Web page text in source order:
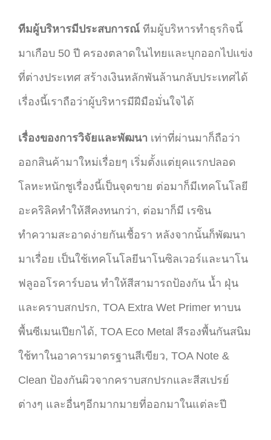
ทีมผู้บริหารมีประสบการณ์ ทีมผู้บริหารทำธุรกิจนี้
มาเกือบ 50 ปี ครองตลาดในไทยและบุกออกไปแข่ง
ที่ต่างประเทศ สร้างเงินหลักพันล้านกลับประเทศได้
เรื่องนี้เราถือว่าผู้บริหารมีฝีมือมั่นใจได้
เรื่องของการวิจัยและพัฒนา เท่าที่ผ่านมาก็ถือว่า
ออกสินค้ามาใหม่เรื่อยๆ เริ่มตั้งแต่ยุคแรกปลอด
โลหะหนักชูเรื่องนี้เป็นจุดขาย ต่อมาก็มีเทคโนโลยี
อะคริลิคทำให้สีคงทนกว่า, ต่อมาก็มี เรซิน
ทำความสะอาดง่ายกันเชื้อรา หลังจากนั้นก็พัฒนา
มาเรื่อย เป็นใช้เทคโนโลยีนาโนซิลเวอร์และนาโน
ฟลูออโรคาร์บอน ทำให้สีสามารถป้องกัน น้ำ ฝุ่น
และคราบสกปรก, TOA Extra Wet Primer ทาบน
พื้นซีเมนเปียกได้, TOA Eco Metal สีรองพื้นกันสนิม
ใช้ทาในอาคารมาตรฐานสีเขียว, TOA Note &
Clean ป้องกันผิวจากคราบสกปรกและสีสเปรย์
ต่างๆ และอื่นๆอีกมากมายที่ออกมาในแต่ละปี